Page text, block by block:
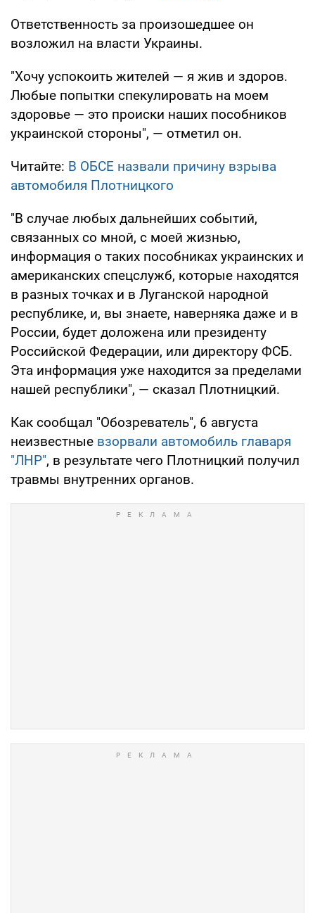
Ответственность за произошедшее он
возложил на власти Украины.
"Хочу успокоить жителей — я жив и здоров.
Любые попытки спекулировать на моем
здоровье — это происки наших пособников
украинской стороны", — отметил он.
Читайте: В ОБСЕ назвали причину взрыва
автомобиля Плотницкого
"В случае любых дальнейших событий,
связанных со мной, с моей жизнью,
информация о таких пособниках украинских и
американских спецслужб, которые находятся
в разных точках и в Луганской народной
республике, и, вы знаете, наверняка даже и в
России, будет доложена или президенту
Российской Федерации, или директору ФСБ.
Эта информация уже находится за пределами
нашей республики", — сказал Плотницкий.
Как сообщал "Обозреватель", 6 августа
неизвестные взорвали автомобиль главаря
"ЛНР", в результате чего Плотницкий получил
травмы внутренних органов.